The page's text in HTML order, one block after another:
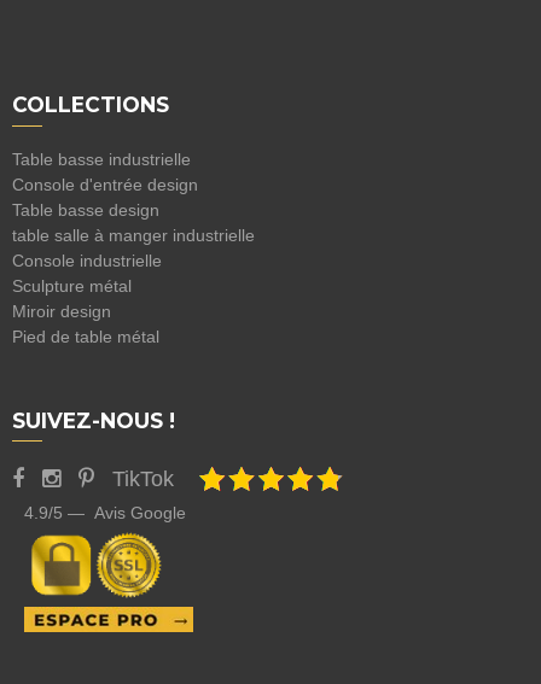
COLLECTIONS
Table basse industrielle
Console d'entrée design
Table basse design
table salle à manger industrielle
Console industrielle
Sculpture métal
Miroir design
Pied de table métal
SUIVEZ-NOUS !
TikTok
4.9/5 — Avis Google